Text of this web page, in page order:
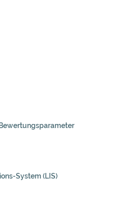
System (LIS)